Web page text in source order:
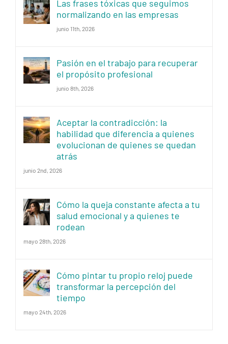
Las frases tóxicas que seguimos
normalizando en las empresas
junio 11th, 2026
Pasión en el trabajo para recuperar
el propósito profesional
junio 8th, 2026
Aceptar la contradicción: la
habilidad que diferencia a quienes
evolucionan de quienes se quedan
atrás
junio 2nd, 2026
Cómo la queja constante afecta a tu
salud emocional y a quienes te
rodean
mayo 28th, 2026
Cómo pintar tu propio reloj puede
transformar la percepción del
tiempo
mayo 24th, 2026